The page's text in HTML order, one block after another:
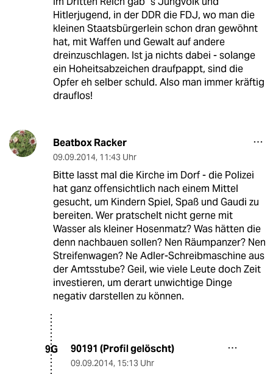
Hitlerjugend, in der DDR die FDJ, wo man die
kleinen Staatsbürgerlein schon dran gewöhnt
hat, mit Waffen und Gewalt auf andere
dreinzuschlagen. Ist ja nichts dabei - solange
ein Hoheitsabzeichen draufpappt, sind die
Opfer eh selber schuld. Also man immer kräftig
drauflos!
Beatbox Racker
09.09.2014, 11:43 Uhr
Bitte lasst mal die Kirche im Dorf - die Polizei
hat ganz offensichtlich nach einem Mittel
gesucht, um Kindern Spiel, Spaß und Gaudi zu
bereiten. Wer pratschelt nicht gerne mit
Wasser als kleiner Hosenmatz? Was hätten die
denn nachbauen sollen? Nen Räumpanzer? Nen
Streifenwagen? Ne Adler-Schreibmaschine aus
der Amtsstube? Geil, wie viele Leute doch Zeit
investieren, um derart unwichtige Dinge
negativ darstellen zu können.
9G 90191 (Profil gelöscht)
09.09.2014, 15:13 Uhr